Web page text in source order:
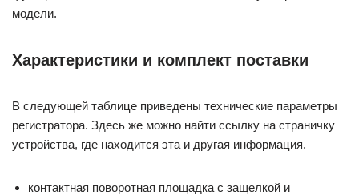
модели.
Характеристики и комплект поставки
В следующей таблице приведены технические параметры
регистратора. Здесь же можно найти ссылку на страничку
устройства, где находится эта и другая информация.
контактная поворотная площадка с защелкой и